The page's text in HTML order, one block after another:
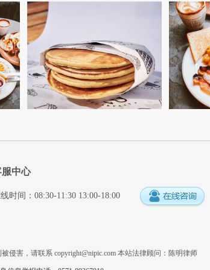
服中心
时间：08:30-11:30 13:00-18:00
侵害，请联系 copyright@nipic.com 本站法律顾问：陈明律师